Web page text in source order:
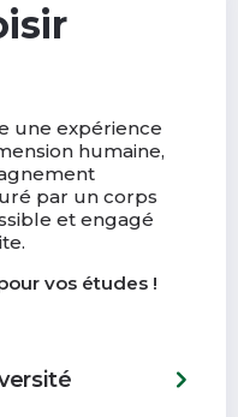
une expérience
humaine,
par un corps
et engagé
vos études !